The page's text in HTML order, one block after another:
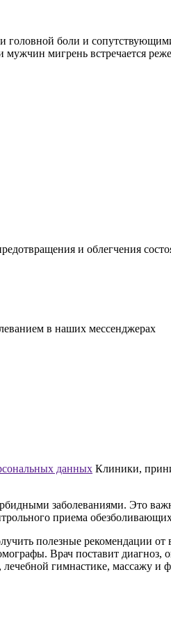
головной боли и
мигрень встречается
и облегчения
в наших мессенджерах
данных Клиники,
заболеваниями. Это
приема
полезные рекомендации от
Врач поставит диагноз,
гимнастике, массажу и